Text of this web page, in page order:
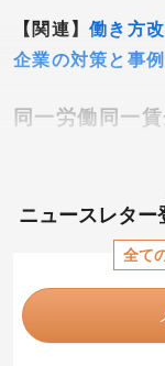
【関連】働き方
企業の対策と事
同一労働同一
ニュースレター
全て